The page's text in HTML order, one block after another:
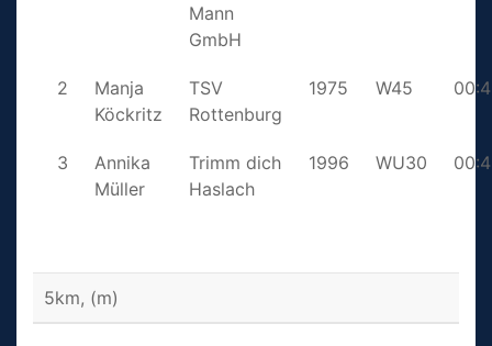
Mann
GmbH
2
Manja
Köckritz
TSV
Rottenburg
1975 W45
3
Annika
Müller
Trimm dich
Haslach
1996 WU30
5km, (m)